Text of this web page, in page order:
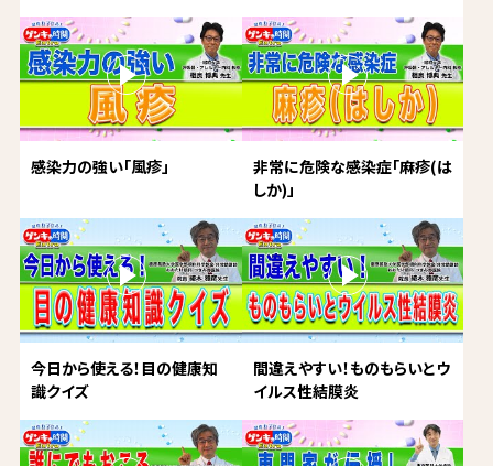
感染力の強い「風疹」
非常に危険な感染症「麻疹(は
しか)」
今日から使える！目の健康知
識クイズ
間違えやすい！ものもらいとウ
イルス性結膜炎